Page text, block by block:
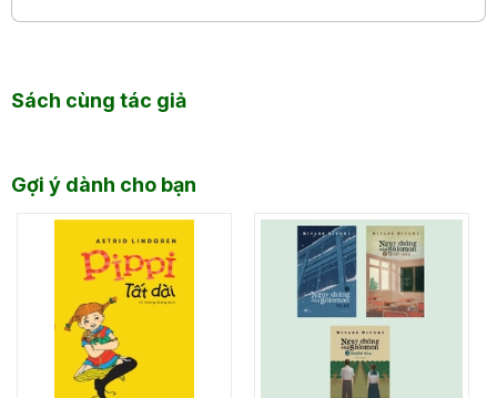
Sách cùng tác giả
Gợi ý dành cho bạn